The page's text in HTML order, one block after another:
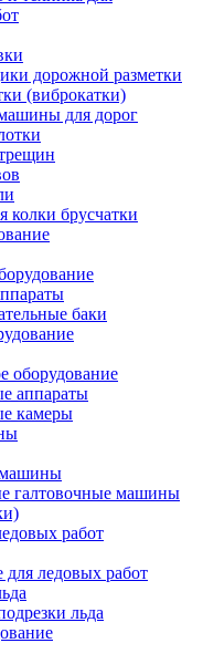
дорожной разметки
(виброкатки)
для дорог
колки брусчатки
баки
оборудование
аппараты
камеры
машины
галтовочные машины
работ
ледовых работ
льда